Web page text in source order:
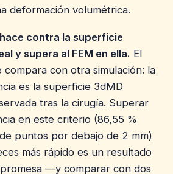
deformación volumétrica.
contra la superficie
y supera al FEM en ella. El
compara con otra simulación: la
es la superficie 3dMD
tras la cirugía. Superar
en este criterio (86,55 %
puntos por debajo de 2 mm)
más rápido es un resultado
—y comparar con dos